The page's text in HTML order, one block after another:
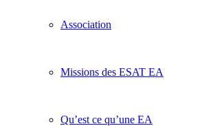
Association
Missions des ESAT EA
Qu’est ce qu’une EA